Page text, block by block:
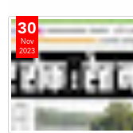
30
Nov
2023